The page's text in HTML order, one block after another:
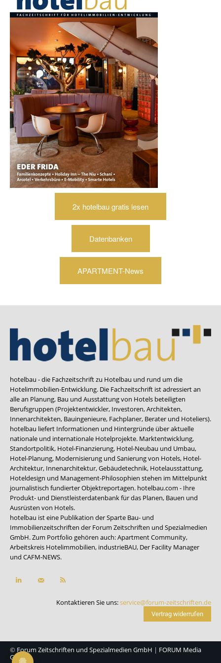
2x hotelbau gratis lesen
Datenbanken
APARTMENT-News
hotelbau - die Fachzeitschrift zu Hotelbau und rund um die
Hotelimmobilien-Entwicklung. Die Fachzeitschrift ist adressiert an
alle an Planung, Bau und Ausstattung von Hotels beteiligten
Berufsgruppen (Projektentwickler, Investoren, Architekten,
Innenarchitekten, Bauingenieure, Fachplaner, Berater und Hoteliers).
hotelbau liefert Informationen und Hintergründe über aktuelle
nationale und internationale Hotelprojekte. Marktentwicklung,
Standortpolitik, Hotel-Finanzierung, Hotel-Neubau und Umbau,
Hotel-Planung, Modernisierung und Sanierung von Hotels, Hotel-
Architektur, Innenarchitektur, Gebäudetechnik, Hotelausstattung,
Hoteldesign und Management-Philosophien stehen im Mittelpunkt
journalistisch fundierter Objektreportagen. hotelbau.com - Ihre
Produkt- und Dienstleisterdatenbank für das Planen, Bauen und
Ausrüsten von Hotels.
hotelbau ist eine Publikation der Sparte Bau- und
Immobilienzeitschriften der Forum Zeitschriften und Spezialmedien
GmbH. Zum Portfolio gehören auch:Apartment Community,
Arbeitskreis Hotelimmobilien, industrieBAU, Der Facility Manager
und CAFM-NEWS.
Kontaktieren Sie uns:service@forum-zeitschriften.de
Vertrag widerrufen
© Forum Zeitschriften und Spezialmedien GmbH | FORUM Media
Group